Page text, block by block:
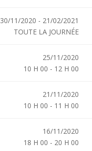
30/11/2020 - 21/02/2021
TOUTE LA JOURNÉE
25/11/2020
10 H 00 - 12 H 00
21/11/2020
10 H 00 - 11 H 00
16/11/2020
18 H 00 - 20 H 00